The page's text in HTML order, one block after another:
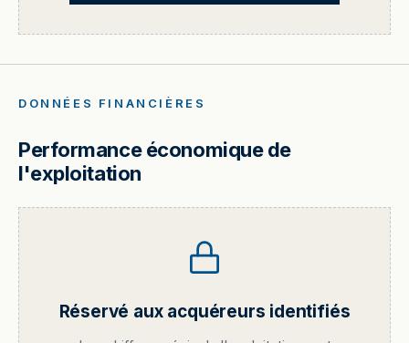
DONNÉES FINANCIÈRES
Performance économique de
l'exploitation
Réservé aux acquéreurs identifiés